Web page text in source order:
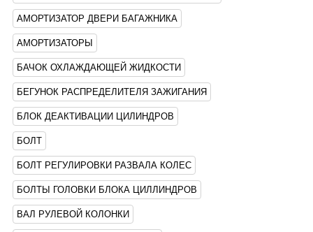
АМОРТИЗАТОР ДВЕРИ БАГАЖНИКА
АМОРТИЗАТОРЫ
БАЧОК ОХЛАЖДАЮЩЕЙ ЖИДКОСТИ
БЕГУНОК РАСПРЕДЕЛИТЕЛЯ ЗАЖИГАНИЯ
БЛОК ДЕАКТИВАЦИИ ЦИЛИНДРОВ
БОЛТ
БОЛТ РЕГУЛИРОВКИ РАЗВАЛА КОЛЕС
БОЛТЫ ГОЛОВКИ БЛОКА ЦИЛЛИНДРОВ
ВАЛ РУЛЕВОЙ КОЛОНКИ